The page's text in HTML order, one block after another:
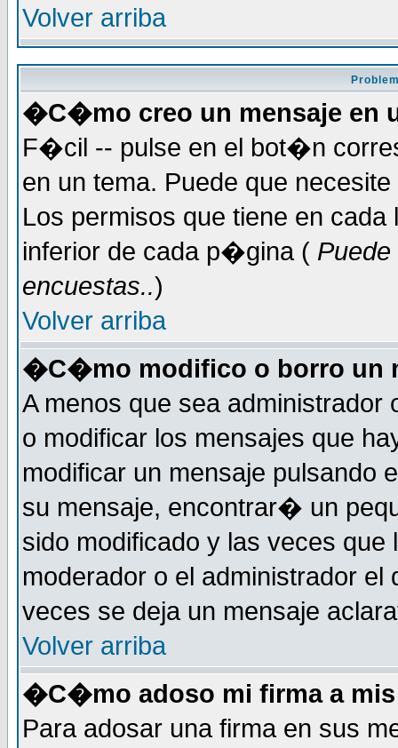
Volver arriba
�C�mo creo un mensaje en
F�cil -- pulse en el bot�n
en un tema. Puede que
Los permisos que tiene en
inferior de cada p�gina (
encuestas..)
Volver arriba
�C�mo modifico o borro un
A menos que sea administrador
o modificar los mensajes que
modificar un mensaje pulsando
su mensaje, encontrar� un
sido modificado y las veces
moderador o el administrador
veces se deja un mensaje
Volver arriba
�C�mo adoso mi firma a mis
Para adosar una firma en sus